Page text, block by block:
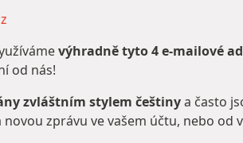
výhradně tyto 4 e-mailové
od nás!
zvláštním stylem češtinya často
zprávu ve vašem účtu, nebo od